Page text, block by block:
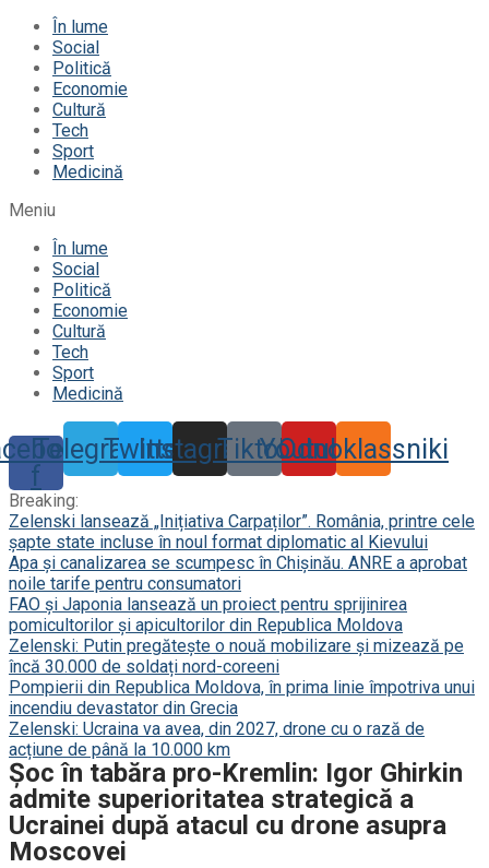
În lume
Social
Politică
Economie
Cultură
Tech
Sport
Medicină
Meniu
În lume
Social
Politică
Economie
Cultură
Tech
Sport
Medicină
f
TelegramTwitter
Instagram
TiktokYoutube
Odnoklassniki
Breaking:
Zelenski lansează „Inițiativa Carpaților”. România, printre cele
șapte state incluse în noul format diplomatic al Kievului
Apa și canalizarea se scumpesc în Chișinău. ANRE a aprobat
noile tarife pentru consumatori
FAO și Japonia lansează un proiect pentru sprijinirea
pomicultorilor și apicultorilor din Republica Moldova
Zelenski: Putin pregătește o nouă mobilizare și mizează pe
încă 30.000 de soldați nord-coreeni
Pompierii din Republica Moldova, în prima linie împotriva unui
incendiu devastator din Grecia
Zelenski: Ucraina va avea, din 2027, drone cu o rază de
acțiune de până la 10.000 km
Șoc în tabăra pro-Kremlin: Igor Ghirkin
admite superioritatea strategică a
Ucrainei după atacul cu drone asupra
Moscovei